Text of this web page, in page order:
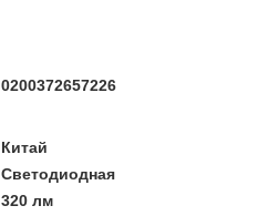
0200372657226
Китай
Светодиодная
320 лм